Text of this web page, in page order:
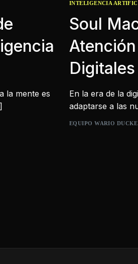
la mente es
INTELIGENCIA
Soul
En la era de la
adaptarse a las
EQUIPO WARIO